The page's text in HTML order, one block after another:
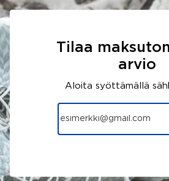
Tilaa
arvio
Aloita syöttämällä